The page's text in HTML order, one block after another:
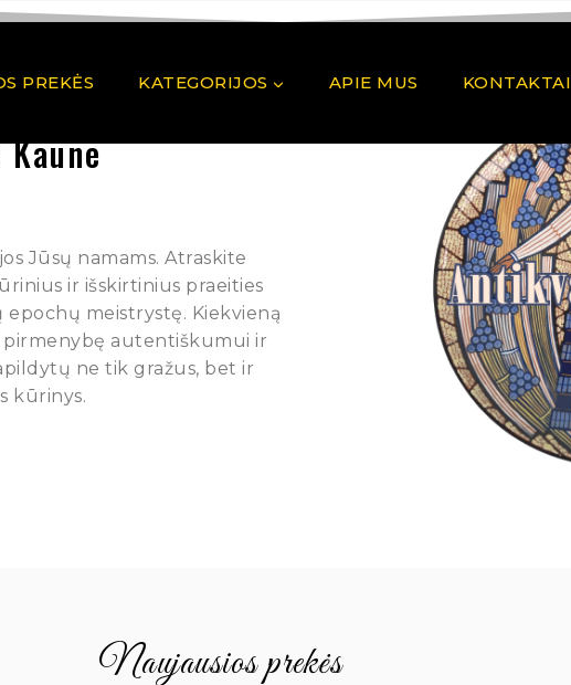
PREKĖS KATEGORIJOS APIE MUS KONTAKTAI
Jūsų namams. Atraskite
ir išskirtinius praeities
meistrystę. Kiekvieną
pirmenybę autentiškumui ir
ne tik gražus, bet ir
kūrinys.
Naujausios prekės